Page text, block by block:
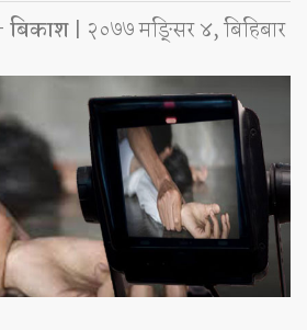
बिकाश | २०७७ मङ्सिर ४, बिहिबार